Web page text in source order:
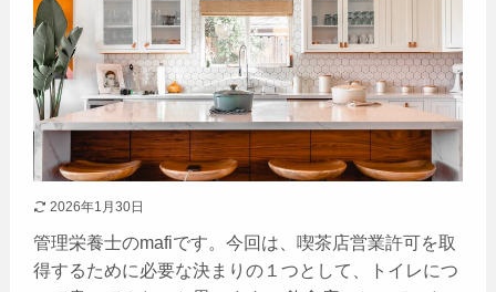
2026年1月30日
管理栄養士のmafiです。今回は、喫茶店営業許可を取
得するために必要な決まりの１つとして、トイレにつ